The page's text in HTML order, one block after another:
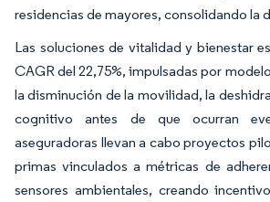
residencias de mayores, consolidando la
Las soluciones de vitalidad y bienestar
CAGR del 22,75%, impulsadas por
la disminución de la movilidad, la
cognitivo antes de que ocurran
aseguradoras llevan a cabo proyectos
primas vinculados a métricas de
sensores ambientales, creando